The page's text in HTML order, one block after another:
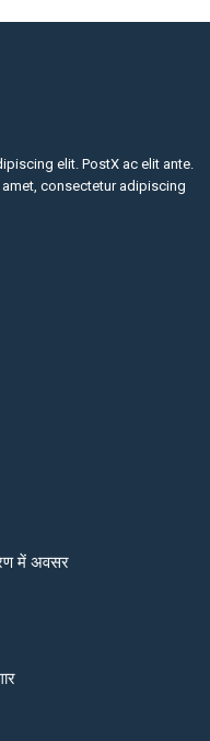
elit. PostX ac elit ante.
consectetur adipiscing
में अवसर